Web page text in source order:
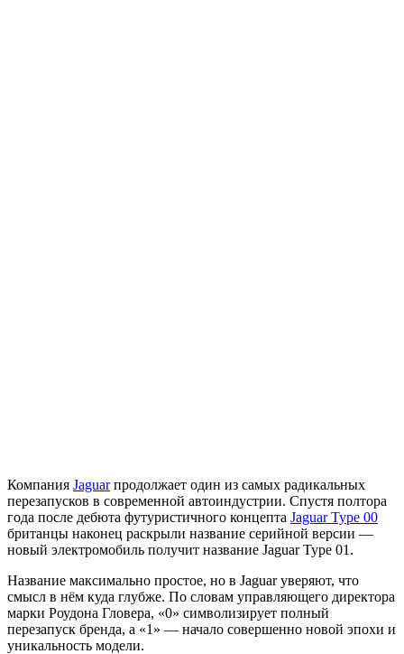
Компания Jaguarпродолжает один из самых радикальных
перезапусков в современной автоиндустрии. Спустя полтора
года после дебюта футуристичного концепта Jaguar Type 00
британцы наконец раскрыли название серийной версии —
новый электромобиль получит название Jaguar Type 01.
Название максимально простое, но в Jaguar уверяют, что
смысл в нём куда глубже. По словам управляющего директора
марки Роудона Гловера, «0» символизирует полный
перезапуск бренда, а «1» — начало совершенно новой эпохи и
уникальность модели.